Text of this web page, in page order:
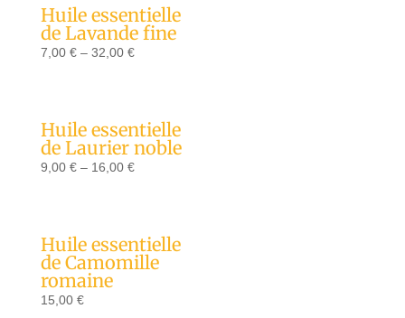
Huile essentielle
de Lavande fine
7,00 €– 32,00 €
Huile essentielle
de Laurier noble
9,00 €– 16,00 €
Huile essentielle
de Camomille
romaine
15,00 €